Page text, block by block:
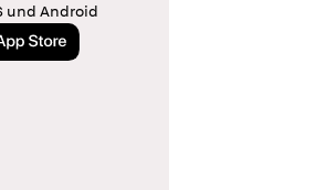
und Android
im App Store